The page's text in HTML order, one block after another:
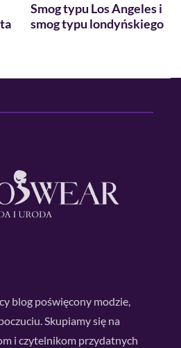
Smog typu Los Angeles i
smog typu londyńskiego
blog poświęcony modzie,
Skupiamy się na
i czytelnikom przydatnych